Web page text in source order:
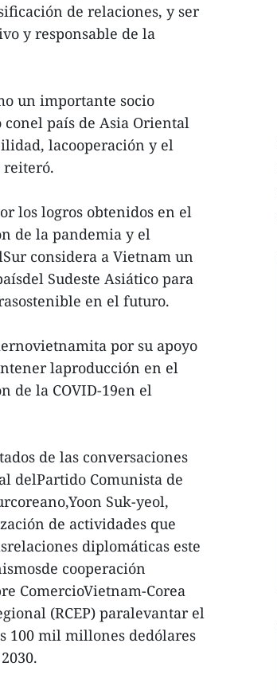
de relaciones, y ser
y responsable de la
un importante socio
país de Asia Oriental
lacooperación y el
reiteró.
los logros obtenidos en el
de la pandemia y el
considera a Vietnam un
Sudeste Asiático para
en el futuro.
por su apoyo
laproducción en el
de la COVID-19en el
de las conversaciones
delPartido Comunista de
Suk-yeol,
de actividades que
diplomáticas este
cooperación
ComercioVietnam-Corea
(RCEP) paralevantar el
100 mil millones dedólares